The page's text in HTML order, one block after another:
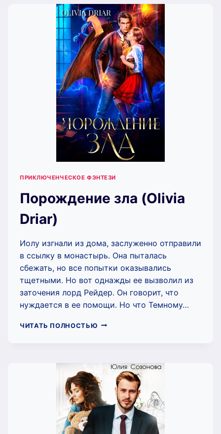
ВОЛКОНСКАЯ)
ПРИКЛЮЧЕНЧЕСКОЕ ФЭНТЕЗИ
Порождение зла (Olivia
Driar)
Иолу изгнали из дома, заслуженно отправили
в ссылку в монастырь. Она пыталась
сбежать, но все попытки оказывались
тщетными. Но вот однажды ее вызволил из
заточения лорд Рейдер. Он говорит, что
нуждается в ее помощи. Но что Темному…
ЧИТАТЬ ПОЛНОСТЬЮ ПОРОЖДЕНИЕ